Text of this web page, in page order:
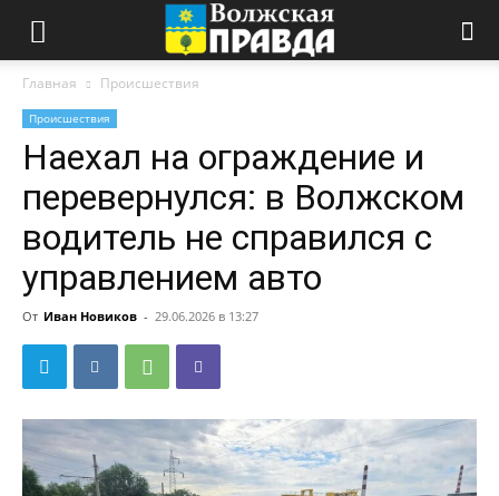
Главная Происшествия
Происшествия
Наехал на ограждение и
перевернулся: в Волжском
водитель не справился с
управлением авто
От Иван Новиков - 29.06.2026 в 13:27